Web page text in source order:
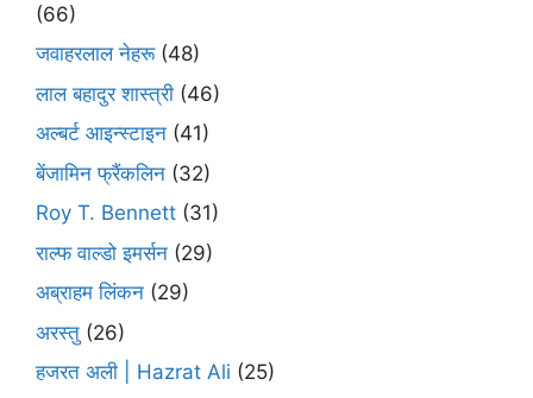
(66)
जवाहरलाल नेहरू(48)
लाल बहादुर शास्त्री (46)
अल्बर्ट आइन्स्टाइन (41)
बेंजामिन फ्रैंकलिन (32)
Roy T. Bennett (31)
राल्फ वाल्डो इमर्सन (29)
अब्राहम लिंकन (29)
अरस्तु (26)
हजरत अली | Hazrat Ali (25)